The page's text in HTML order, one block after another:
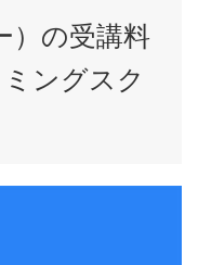
）の受講料
ングスク